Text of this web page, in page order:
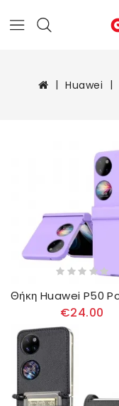
Huawei
€24.00